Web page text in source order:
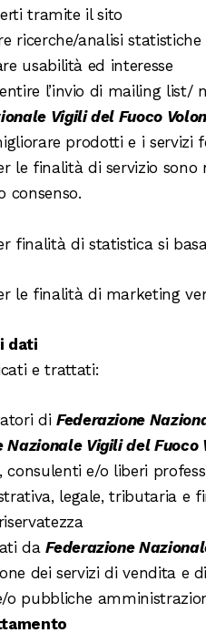
tramite il sito
ricerche/analisi
usabilità ed interesse
l’invio di mailing
Vigili del Fuoco
prodotti e i servizi
le finalità di servizio
consenso.
finalità di statistica si
le finalità di marketing
dati
e trattati:
di Federazione
Nazionale Vigili del Fuoco
e/o liberi
legale, tributaria e
daFederazione
dei servizi di vendita e
pubbliche